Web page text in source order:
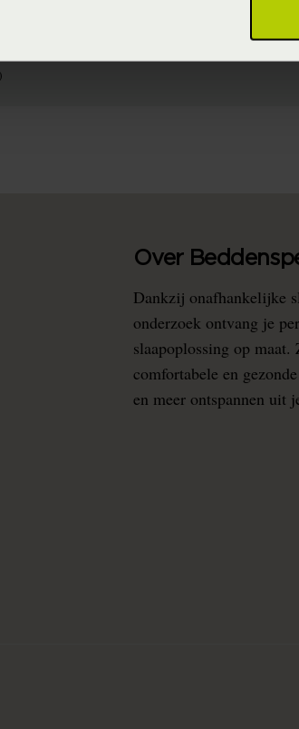
Over
Dankzij onafhankelijke
onderzoek ontvang je
slaapoplossing op
comfortabele en
en meer ontspannen uit